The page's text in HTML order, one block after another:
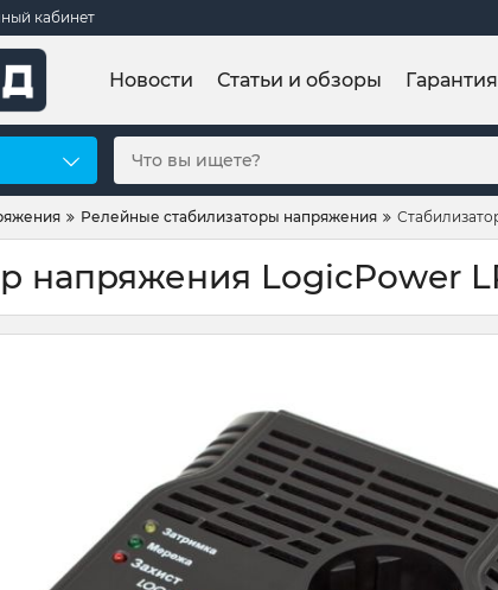
кабинет
Новости Статьи и обзоры Гарантия
Релейные стабилизаторы напряжения
напряжения LogicPower